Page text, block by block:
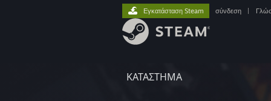
ΚΑΤΑΣΤΗΜΑ
Εγκατάσταση Steam σύνδεση